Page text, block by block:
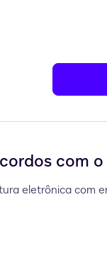
com
eletrônica com